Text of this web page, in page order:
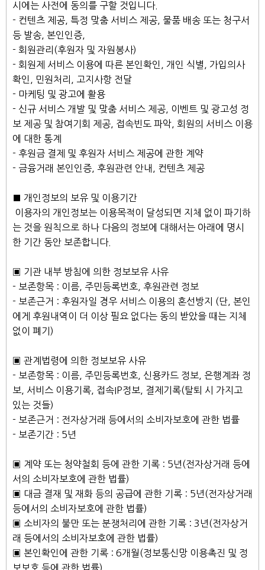
시에는 사전에 동의를 구할 것입니다.
- 컨텐츠 제공, 특정 맞춤 서비스 제공, 물품 배송 또는 청구서
등 발송, 본인인증,
- 회원관리(후원자 및 자원봉사)
- 회원제 서비스 이용에 따른 본인확인, 개인 식별, 가입의사
확인, 민원처리, 고지사항 전달
- 마케팅 및 광고에 활용
- 신규 서비스 개발 및 맞춤 서비스 제공, 이벤트 및 광고성 정
보 제공 및 참여기회 제공, 접속빈도 파악, 회원의 서비스 이용
에 대한 통계
- 후원금 결제 및 후원자 서비스 제공에 관한 계약
- 금융거래 본인인증, 후원관련 안내, 컨텐츠 제공
■ 개인정보의 보유 및 이용기간
이용자의 개인정보는 이용목적이 달성되면 지체 없이 파기하
는 것을 원칙으로 하나 다음의 정보에 대해서는 아래에 명시
한 기간 동안 보존합니다.
▣ 기관 내부 방침에 의한 정보보유 사유
- 보존항목 : 이름, 주민등록번호, 후원관련 정보
- 보존근거 : 후원자일 경우 서비스 이용의 혼선방지 (단, 본인
에게 후원내역이 더 이상 필요 없다는 동의 받았을 때는 지체
없이 폐기)
▣ 관계법령에 의한 정보보유 사유
- 보존항목 : 이름, 주민등록번호, 신용카드 정보, 은행계좌 정
보, 서비스 이용기록, 접속IP정보, 결제기록(탈퇴 시 가지고
있는 것들)
- 보존근거 : 전자상거래 등에서의 소비자보호에 관한 법률
- 보존기간 : 5년
▣ 계약 또는 청약철회 등에 관한 기록 : 5년(전자상거래 등에
서의 소비자보호에 관한 법률)
▣ 대금 결재 및 재화 등의 공급에 관한 기록 : 5년(전자상거래
등에서의 소비자보호에 관한 법률)
▣ 소비자의 불만 또는 분쟁처리에 관한 기록 : 3년(전자상거
래 등에서의 소비자보호에 관한 법률)
▣ 본인확인에 관한 기록 : 6개월(정보통신망 이용촉진 및 정
보보호 등에 관한 법률)